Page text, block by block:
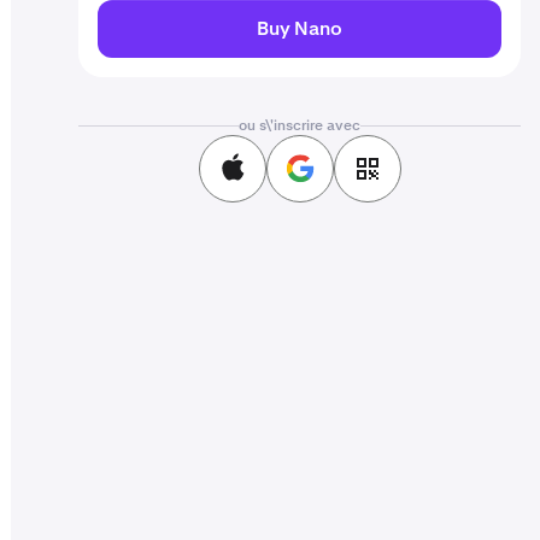
Buy Nano
ou s\'inscrire avec